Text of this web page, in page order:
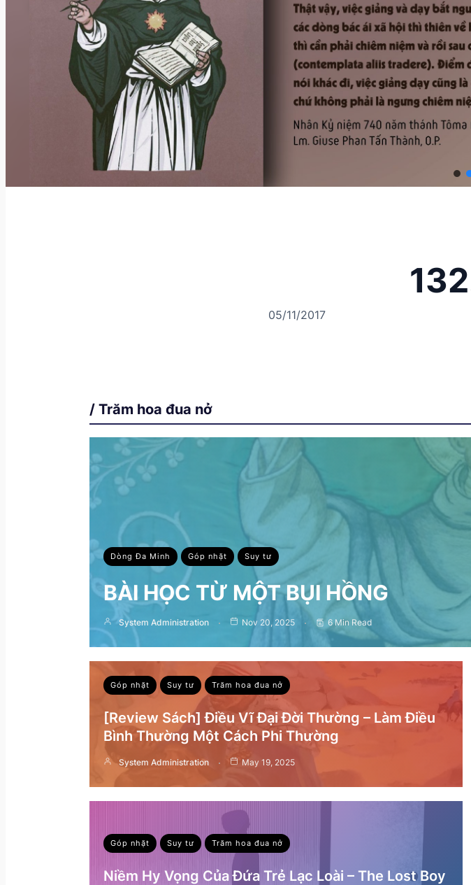
05/11/2017
/ Trăm hoa đua nở
Dòng Đa Minh Góp nhặt Suy tư
BÀI HỌC TỪ MỘT BỤI HỒNG
System Administration Nov 20, 2025 6 Min Read
Góp nhặt Suy tư Trăm hoa đua nở
[Review Sách] Điều Vĩ Đại Đời Thường – Làm Điều
Bình Thường Một Cách Phi Thường
System Administration May 19, 2025
Góp nhặt Suy tư Trăm hoa đua nở
Niềm Hy Vọng Của Đứa Trẻ Lạc Loài – The Lost Boy